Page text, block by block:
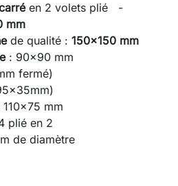
en 2 volets plié -
mm
de qualité : 150x150 mm
: 90x90 mm
fermé)
mm
plié en 2
de diamètre